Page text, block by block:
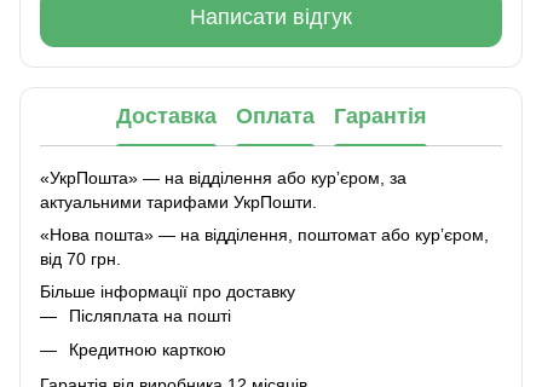
Написати відгук
Доставка Оплата Гарантія
«УкрПошта» — на відділення або курʼєром, за
актуальними тарифами УкрПошти.
«Нова пошта» — на відділення, поштомат або курʼєром,
від 70 грн.
Більше інформації про доставку
Післяплата на пошті
Кредитною карткою